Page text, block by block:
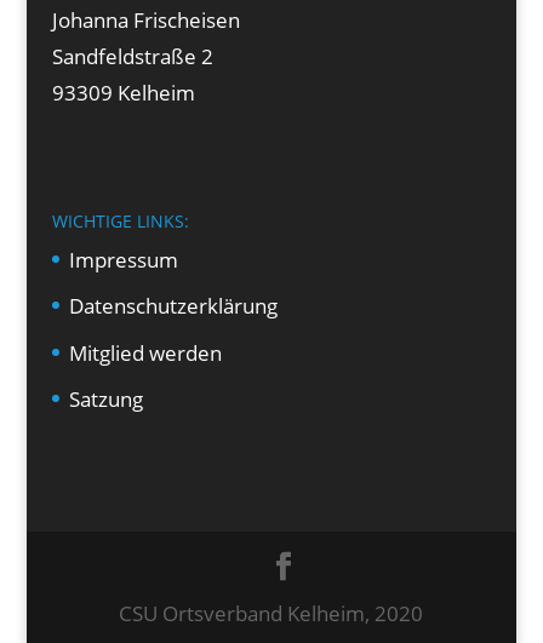
Johanna Frischeisen
Sandfeldstraße 2
93309 Kelheim
WICHTIGE LINKS:
Impressum
Datenschutzerklärung
Mitglied werden
Satzung
CSU Ortsverband Kelheim, 2020